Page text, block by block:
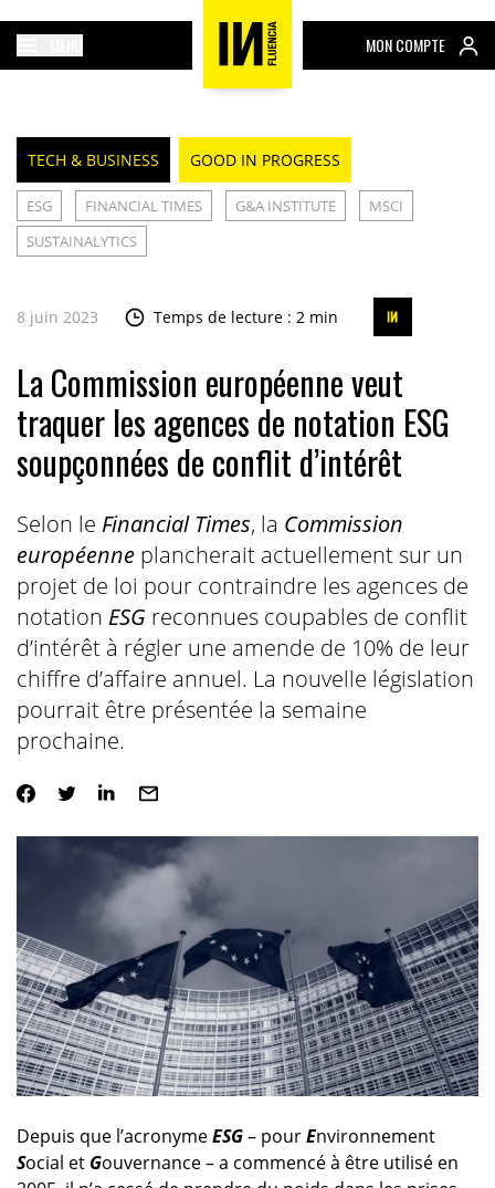
MON COMPTE
TECH & BUSINESS GOOD IN PROGRESS
ESG FINANCIAL TIMES G&A INSTITUTE
MSCI
SUSTAINALYTICS
8 juin 2023 Temps de lecture : 2 min
La Commission européenne veut
traquer les agences de notation ESG
soupçonnées de conflit d’intérêt
Selon le Financial Times, la Commission
européenneplancherait actuellement sur un
projet de loi pour contraindre les agences de
notation ESG reconnues coupables de conflit
d’intérêt à régler une amende de 10% de leur
chiffre d’affaire annuel. La nouvelle législation
pourrait être présentée la semaine
prochaine.
Depuis que l’acronymeESG– pourEnvironnement
Social et Gouvernance – a commencé à être utilisé en